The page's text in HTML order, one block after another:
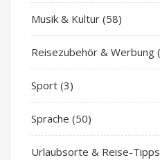
Musik & Kultur (58)
Reisezubehör & Werbung
Sport (3)
Sprache (50)
Urlaubsorte & Reise-Tipps